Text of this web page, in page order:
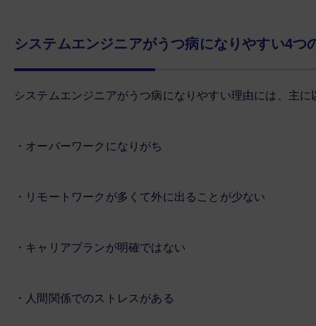
システムエンジニアがうつ病になりやすい4つ
システムエンジニアがうつ病になりやすい理由には、主
・オーバーワークになりがち
・リモートワークが多くて外に出ることが少ない
・キャリアプランが明確ではない
・人間関係でのストレスがある